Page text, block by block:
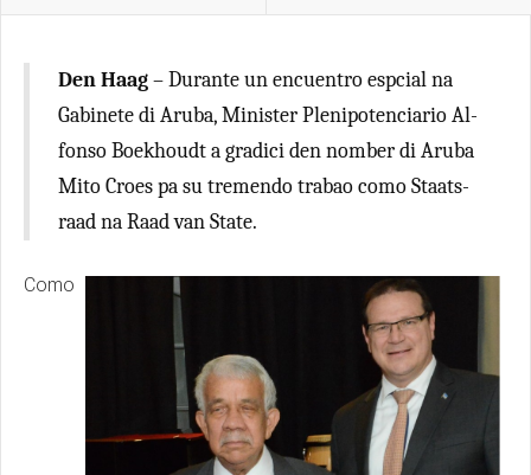
Den Haag– Durante un encuentro espcial na
Gabinete di Aruba, Minister Plenipotenciario Al-
fonso Boekhoudt a gradici den nomber di Aruba
Mito Croes pa su tremendo trabao como Staats-
raad na Raad van State.
Como